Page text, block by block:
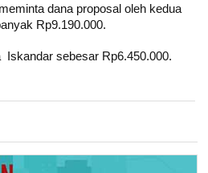
dana proposal oleh kedua
Rp9.190.000.
Iskandar sebesar Rp6.450.000.